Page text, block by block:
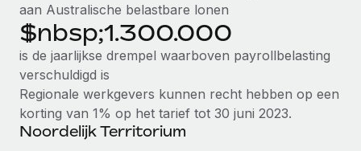
aan Australische belastbare lonen
$nbsp;1.300.000
is de jaarlijkse drempel waarboven payrollbelasting
verschuldigd is
Regionale werkgevers kunnen recht hebben op een
korting van 1% op het tarief tot 30 juni 2023.
Noordelijk Territorium